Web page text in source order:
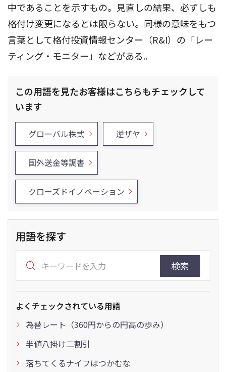
中であることを示すもの。見直しの結果、必ずしも
格付け変更になるとは限らない。同様の意味をもつ
言葉として格付投資情報センター（R&I）の「レー
ティング・モニター」などがある。
この用語を見たお客様はこちらもチェックして
います
グローバル株式 逆ザヤ
国外送金等調書
クローズドイノベーション
用語を探す
検索
よくチェックされている用語
為替レート（360円からの円高の歩み）
半値八掛け二割引
落ちてくるナイフはつかむな